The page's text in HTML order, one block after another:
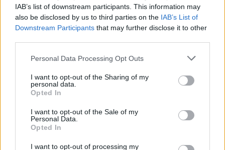
IAB’s list of downstream participants. This information may
also be disclosed by us to third parties on the IAB’s List of
Downstream Participants that may further disclose it to other
Please note that this website/app uses one or more Google
not limited to your visit or usage behaviour. You may click to
grant or deny consent to Google and its third-party tags to
use your data for below specified purposes in below Google
consent section.
Personal Data Processing Opt Outs
I want to opt-out of the Sharing of my
personal data.
Opted In
I want to opt-out of the Sale of my
Personal Data.
Opted In
I want to opt-out of processing my